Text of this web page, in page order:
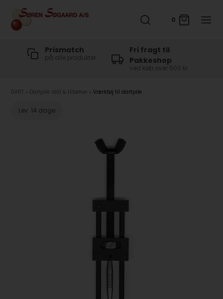
0
Prismatch
på alle produkter
Fri fragt til
Pakkeshop
ved køb over 500 kr
DART Dartpile stål & tilbehør »Værktøj til dartpile
Lev. 14 dage